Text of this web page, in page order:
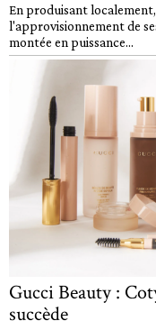
En produisant
l'approvisionnement de
montée en puissance...
Gucci Beauty :
succède